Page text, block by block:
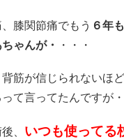
膝関節痛でもう ６年
ゃんが・
・・・
筋が信じられないほ
て言ってたんですが・
、 いつも使ってる